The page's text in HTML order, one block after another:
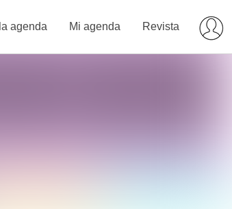
agenda Mi agenda Revista